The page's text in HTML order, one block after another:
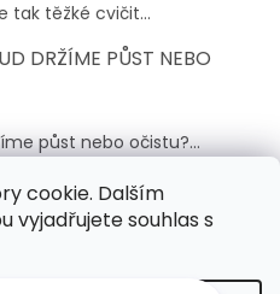
cookie. Dalším
vyjadřujete souhlas s
tak těžké cvičit...
DRŽÍME PŮST NEBO
půst nebo očistu?...